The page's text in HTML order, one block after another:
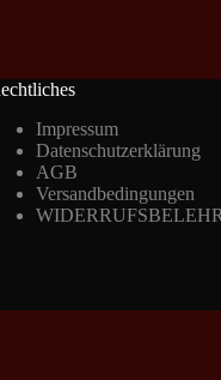
Impressum
Datenschutzerklärung
AGB
Versandbedingungen